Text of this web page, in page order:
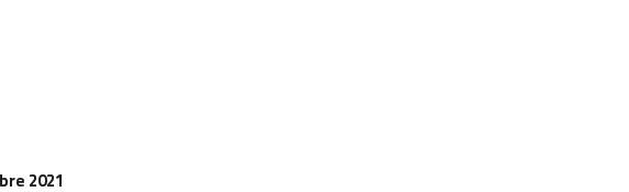
2021